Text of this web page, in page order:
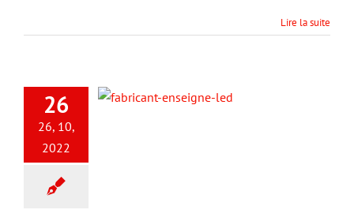
à
Lire la suite
26
26, 10,
2022